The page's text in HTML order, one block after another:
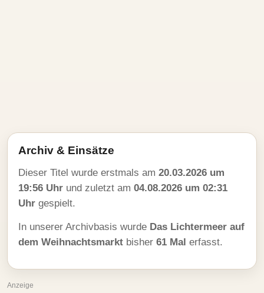
Archiv & Einsätze
Dieser Titel wurde erstmals am 20.03.2026 um
19:56 Uhr und zuletzt am 04.08.2026 um 02:31
Uhr gespielt.
In unserer Archivbasis wurde Das Lichtermeer auf
dem Weihnachtsmarkt bisher 61 Mal erfasst.
Anzeige